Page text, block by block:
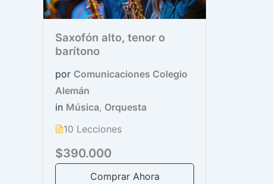
Saxofón alto, tenor o
barítono
por Comunicaciones Colegio
Alemán
in Música, Orquesta
10 Lecciones
$390.000
Comprar Ahora